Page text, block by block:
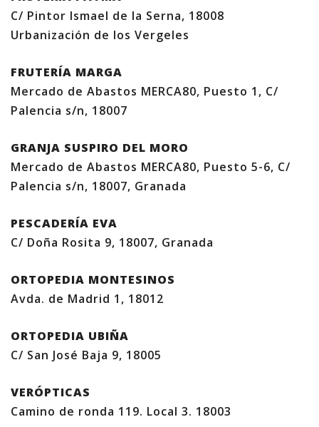
C/ Pintor Ismael de la Serna, 18008
Urbanización de los Vergeles
FRUTERÍA MARGA
Mercado de Abastos MERCA80, Puesto 1, C/
Palencia s/n, 18007
GRANJA SUSPIRO DEL MORO
Mercado de Abastos MERCA80, Puesto 5-6, C/
Palencia s/n, 18007, Granada
PESCADERÍA EVA
C/ Doña Rosita 9, 18007, Granada
ORTOPEDIA MONTESINOS
Avda. de Madrid 1, 18012
ORTOPEDIA UBIÑA
C/ San José Baja 9, 18005
VERÓPTICAS
Camino de ronda 119. Local 3. 18003